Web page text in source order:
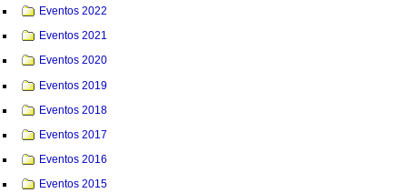
Eventos 2022
Eventos 2021
Eventos 2020
Eventos 2019
Eventos 2018
Eventos 2017
Eventos 2016
Eventos 2015